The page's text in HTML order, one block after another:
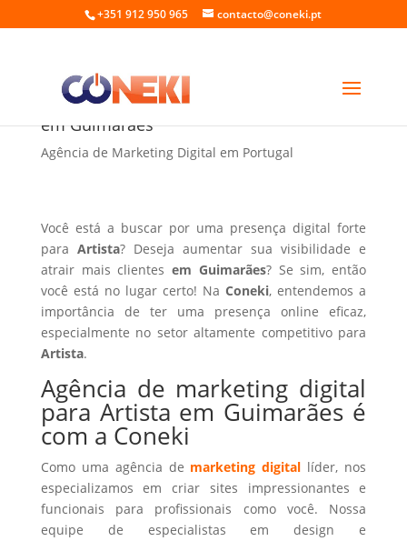
+351 912 950 965 contacto@coneki.pt
Agência de marketing digital para Artista
em Guimarães
Agência de Marketing Digital em Portugal
Você está a buscar por uma presença digital forte
para Artista? Deseja aumentar sua visibilidade e
atrair mais clientesem Guimarães? Se sim, então
você está no lugar certo! NaConeki, entendemos a
importância de ter uma presença online eficaz,
especialmente no setor altamente competitivo para
Artista.
Agência de marketing digital
para Artista em Guimarães é
com a Coneki
Como uma agência de marketing digital líder, nos
especializamos em criar sites impressionantes e
funcionais para profissionais como você. Nossa
equipe de especialistas em design e